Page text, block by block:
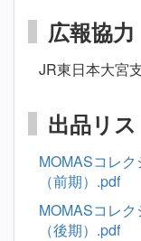
広報協力
JR東日本大宮
出品リス
MOMASコレ
（前期）.pdf
MOMASコレ
（後期）.pdf